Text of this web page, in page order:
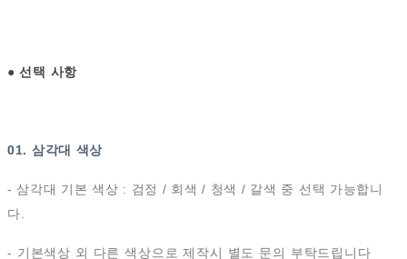
●선택 사항
01. 삼각대 색상
- 삼각대 기본 색상 : 검정 / 회색 / 청색 / 갈색 중 선택 가능합니
다.
- 기본색상 외 다른 색상으로 제작시 별도 문의 부탁드립니다